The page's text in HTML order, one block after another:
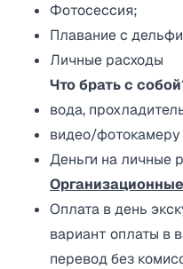
Фотосессия;
Плавание с
Личные расходы
Что брать с
вода,
видео/фотокамеру
Деньги на личные
Оплата в день
вариант оплаты в
перевод без